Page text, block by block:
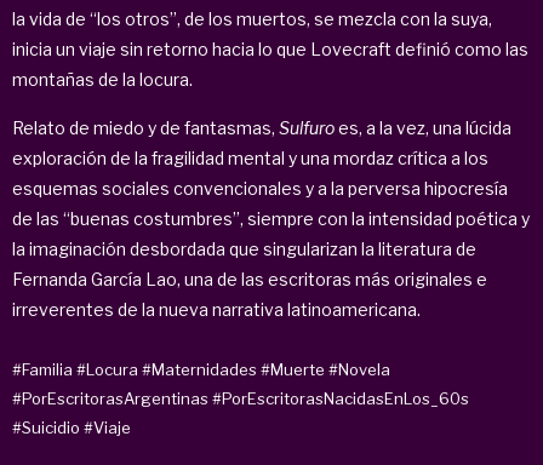
la vida de “los otros”, de los muertos, se mezcla con la suya,
inicia un viaje sin retorno hacia lo que Lovecraft definió como las
montañas de la locura.
Relato de miedo y de fantasmas, Sulfuroes, a la vez, una lúcida
exploración de la fragilidad mental y una mordaz crítica a los
esquemas sociales convencionales y a la perversa hipocresía
de las “buenas costumbres”, siempre con la intensidad poética y
la imaginación desbordada que singularizan la literatura de
Fernanda García Lao, una de las escritoras más originales e
irreverentes de la nueva narrativa latinoamericana.
#Familia #Locura #Maternidades #Muerte #Novela
#PorEscritorasArgentinas #PorEscritorasNacidasEnLos_60s
#Suicidio #Viaje